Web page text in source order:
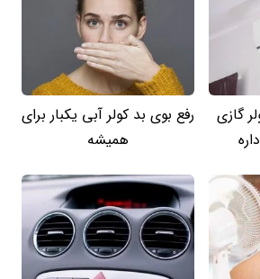
گازی
رفع بوی بد کولر آبی یکبار برای
همیشه